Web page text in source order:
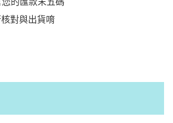
對與出貨唷